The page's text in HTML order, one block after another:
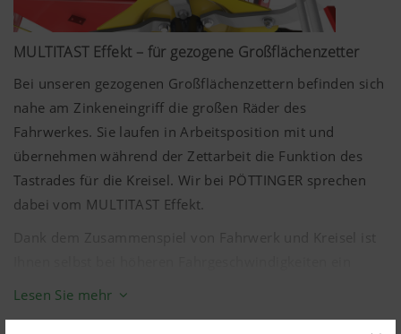
MULTITAST Effekt – für gezogene Großflächenzetter
Bei unseren gezogenen Großflächenzettern befinden sich
nahe am Zinkeneingriff die großen Räder des
Fahrwerkes. Sie laufen in Arbeitsposition mit und
übernehmen während der Zettarbeit die Funktion des
Tastrades für die Kreisel. Wir bei PÖTTINGER sprechen
dabei vom MULTITAST Effekt.
ruhiger Lauf der Kreisel und perfekte Zettqualität
Lesen Sie mehr